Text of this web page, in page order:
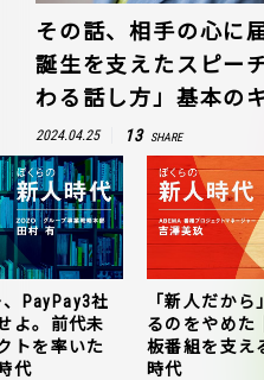
その話、相手の心に
誕生を支えたスピー
わる話し方」基本の
2024.04.25 13 SHARE
PayPay3社
よ。前代未
トを率いた
代
「新人だか
るのをやめた
板番組を支え
時代